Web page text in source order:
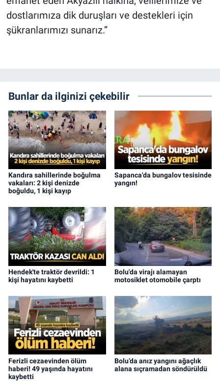
dostlarımıza dik duruşları ve destekleri için
şükranlarımızı sunarız.”
Bunlar da ilginizi çekebilir
Kandıra sahillerinde boğulma
vakaları: 2 kişi denizde
boğuldu, 1 kişi kayıp
Sapanca'da bungalov tesisinde
yangın!
Hendek'te traktör devrildi: 1
kişi hayatını kaybetti
Bolu'da virajı alamayan
motosiklet otomobile çarptı
Ferizli cezaevinden ölüm
haberi! 49 yaşında hayatını
kaybetti
Bolu’da anız yangını ağaçlık
alana sıçramadan söndürüldü